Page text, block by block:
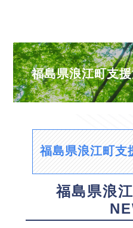
福島県浪江町支
福島県浪江町支
福島県浪